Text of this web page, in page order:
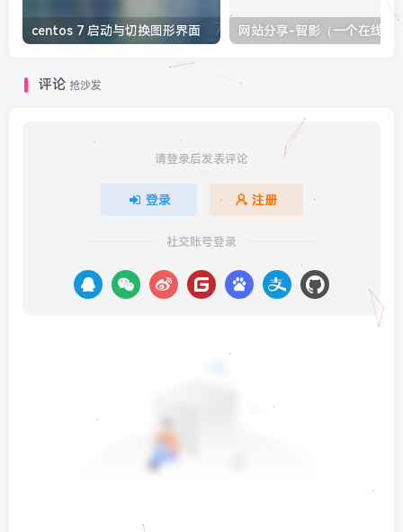
centos 7 启动与切换图形界面
评论 抢沙发
请登录后发表评论
登录 注册
社交账号登录